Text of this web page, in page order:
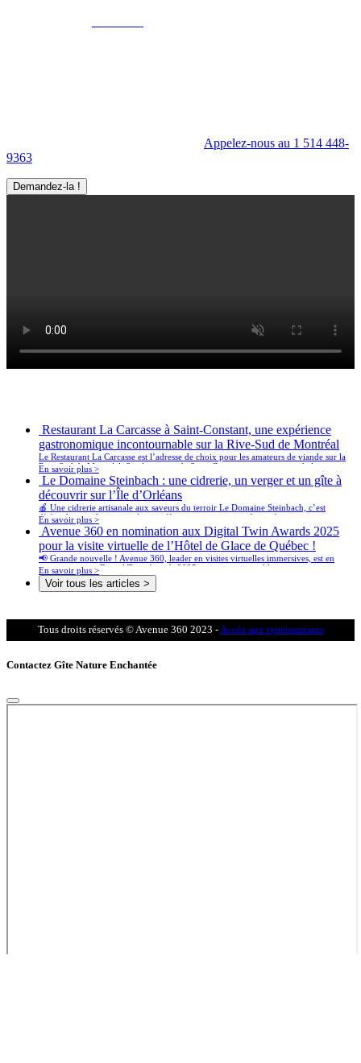
Appelez-nous au 1 514 448-
9363
Demandez-la !
Restaurant La Carcasse à Saint-Constant, une expérience
gastronomique incontournable sur la Rive-Sud de Montréal
Le Restaurant La Carcasse est l’adresse de choix pour les amateurs de viande sur la
Rive-Sud de Montréal. Situé au cœur de Saint-Constant, ce restaurant chaleureux
propose une cuisine authentique et généreuse, mettant en vedette des pièces de
viande maturées à la perfection, des burgers gourmets, et des côtes levées qui
fondent en bouche.
En savoir plus >
Le Domaine Steinbach : une cidrerie, un verger et un gîte à
découvrir sur l’Île d’Orléans
🍎 Une cidrerie artisanale aux saveurs du terroir Le Domaine Steinbach, c’est
d’abord une cidrerie primée qui offre une vaste gamme de produits artisanaux issus
des pommes de son propre verger. 🥂 Cidre de glace, 🍏 cidres pétillants, 🍎
mistelles, et 🍶 vinaigres vieillis en fût y sont produits avec soin et passion.
En savoir plus >
Avenue 360 en nomination aux Digital Twin Awards 2025
pour la visite virtuelle de l’Hôtel de Glace de Québec !
📢 Grande nouvelle ! Avenue 360, leader en visites virtuelles immersives, est en
nomination aux Digital Twin Awards 2025 pour son incroyable reconstitution
numérique de l’iconique Hôtel de Glace de Québec. Cette reconnaissance met en
lumière notre expertise en jumeaux numériques et notre engagement à repousser les
En savoir plus >
Voir tous les articles >
Tous droits réservés © Avenue 360 2023 - Accès aux représentants
Contactez Gîte Nature Enchantée